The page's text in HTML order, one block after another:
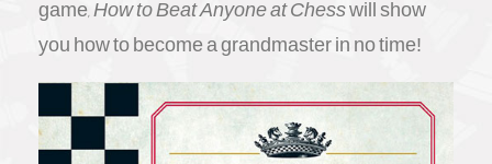
game,How to Beat Anyone at Chesswill show
you how to become a grandmaster in no time!